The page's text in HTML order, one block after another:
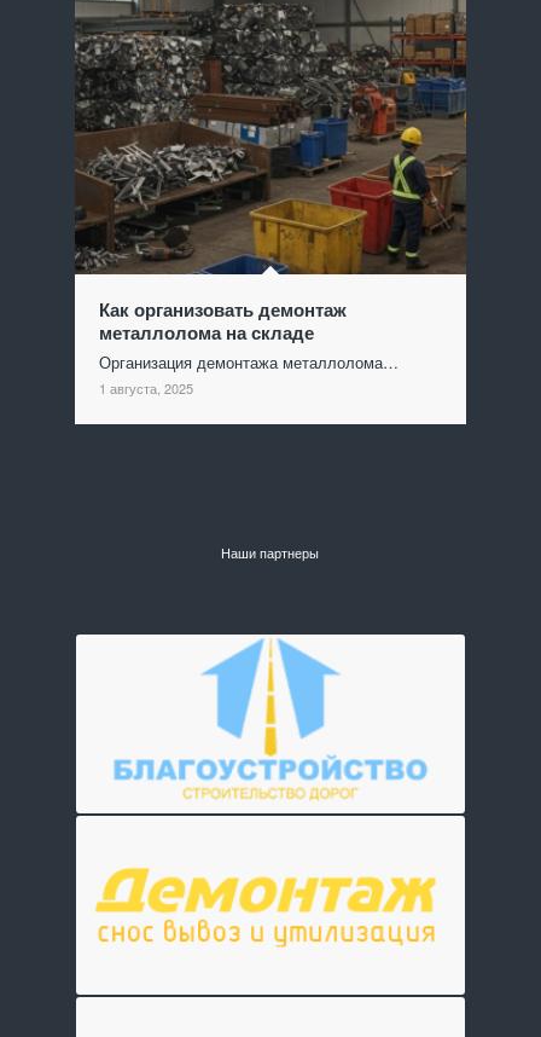
Как организовать демонтаж
металлолома на складе
Организация демонтажа металлолома…
1 августа, 2025
Наши партнеры